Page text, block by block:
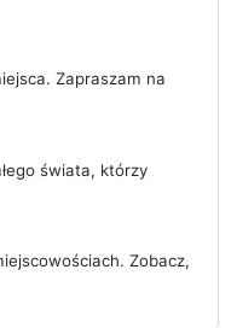
Zapraszam na
świata, którzy
Zobacz,